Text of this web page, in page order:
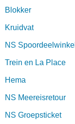
Blokker
Kruidvat
NS Spoordeelwinkel
Trein en La Place
Hema
NS Meereisretour
NS Groepsticket